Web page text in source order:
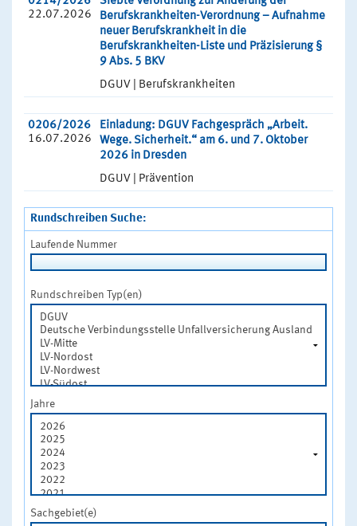
22.07.2026
Berufskrankheiten-Verordnung – Aufnahme
neuer Berufskrankheit in die
Berufskrankheiten-Liste und Präzisierung §
9 Abs. 5 BKV
DGUV | Berufskrankheiten
0206/2026
16.07.2026
Einladung: DGUV Fachgespräch „Arbeit.
Wege. Sicherheit.“ am 6. und 7. Oktober
2026 in Dresden
DGUV | Prävention
Rundschreiben Suche:
Laufende Nummer
Rundschreiben Typ(en)
Jahre
Sachgebiet(e)